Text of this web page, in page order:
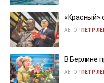
«Красный»
АВТОР ПЁТР
В Берлине
АВТОР ПЁТР